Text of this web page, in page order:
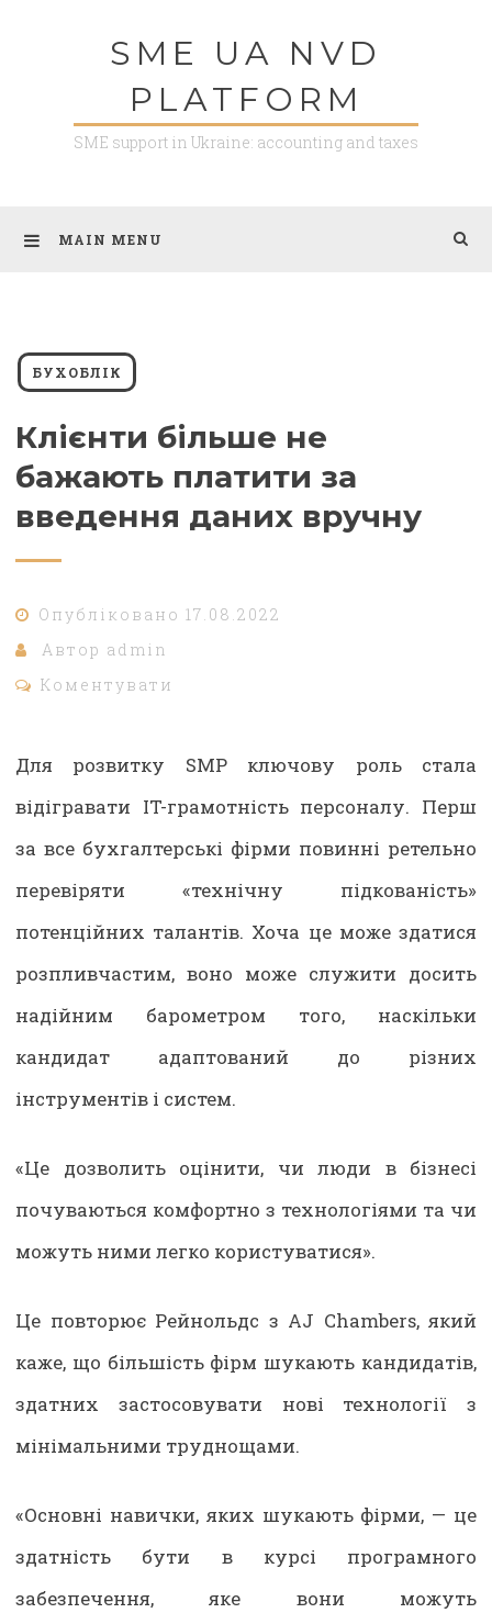
SME UA NVD
PLATFORM
SME support in Ukraine: accounting and taxes
MAIN MENU
БУХОБЛІК
Клієнти більше не
бажають платити за
введення даних вручну
Опубліковано 17.08.2022
Автор admin
Коментувати
Для розвитку SMP ключову роль стала
відігравати IT-грамотність персоналу. Перш
за все бухгалтерські фірми повинні ретельно
перевіряти «технічну підкованість»
потенційних талантів. Хоча це може здатися
розпливчастим, воно може служити досить
надійним барометром того, наскільки
кандидат адаптований до різних
інструментів і систем.
«Це дозволить оцінити, чи люди в бізнесі
почуваються комфортно з технологіями та чи
можуть ними легко користуватися».
Це повторює Рейнольдс з AJ Chambers, який
каже, що більшість фірм шукають кандидатів,
здатних застосовувати нові технології з
мінімальними труднощами.
«Основні навички, яких шукають фірми, — це
здатність бути в курсі програмного
забезпечення, яке вони можуть